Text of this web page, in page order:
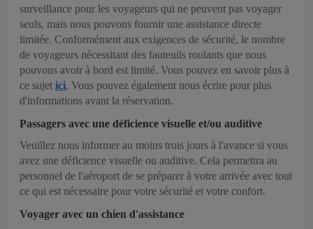
surveillance pour les voyageurs qui ne peuvent pas voyager
seuls, mais nous pouvons fournir une assistance directe
limitée. Conformément aux exigences de sécurité, le nombre
de voyageurs nécessitant des fauteuils roulants que nous
pouvons avoir à bord est limité. Vous pouvez en savoir plus à
ce sujet ici. Vous pouvez également nous écrire pour plus
d'informations avant la réservation.
Passagers avec une déficience visuelle et/ou auditive
Veuillez nous informer au moins trois jours à l'avance si vous
avez une déficience visuelle ou auditive. Cela permettra au
personnel de l'aéroport de se préparer à votre arrivée avec tout
ce qui est nécessaire pour votre sécurité et votre confort.
Voyager avec un chien d'assistance